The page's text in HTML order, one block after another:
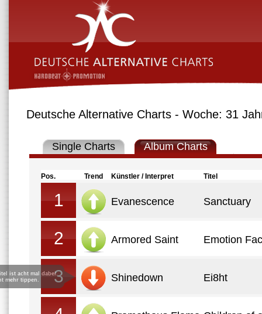
Deutsche Alternative Charts - Woche: 31
Single Charts Album Charts
Pos. Trend Künstler / Interpret Titel
1 Evanescence Sanctuary
2 Armored Saint Emotion
3 Shinedown Ei8ht